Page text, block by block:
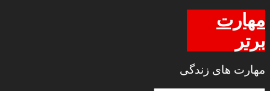
مهارت
برتر
مهارت های زندگی